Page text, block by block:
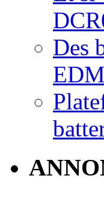
Des